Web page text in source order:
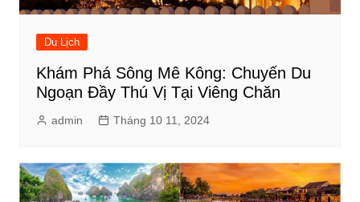
Du Lịch
Khám Phá Sông Mê Kông: Chuyến Du
Ngoạn Đầy Thú Vị Tại Viêng Chăn
admin Tháng 10 11, 2024